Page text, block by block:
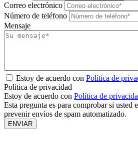
Correo electrónico
Número de teléfono
Mensaje
Estoy de acuerdo con Política de
Política de privacidad
Estoy de acuerdo con Política de
Esta pregunta es para comprobar si usted
prevenir envíos de spam automatizado.